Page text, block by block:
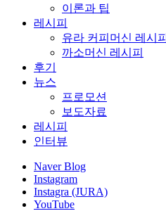
이론과 팁
레시피
유라 커피머신 레시피
까소머신 레시피
후기
뉴스
프로모션
보도자료
레시피
인터뷰
Naver Blog
Instagram
Instagra (JURA)
YouTube